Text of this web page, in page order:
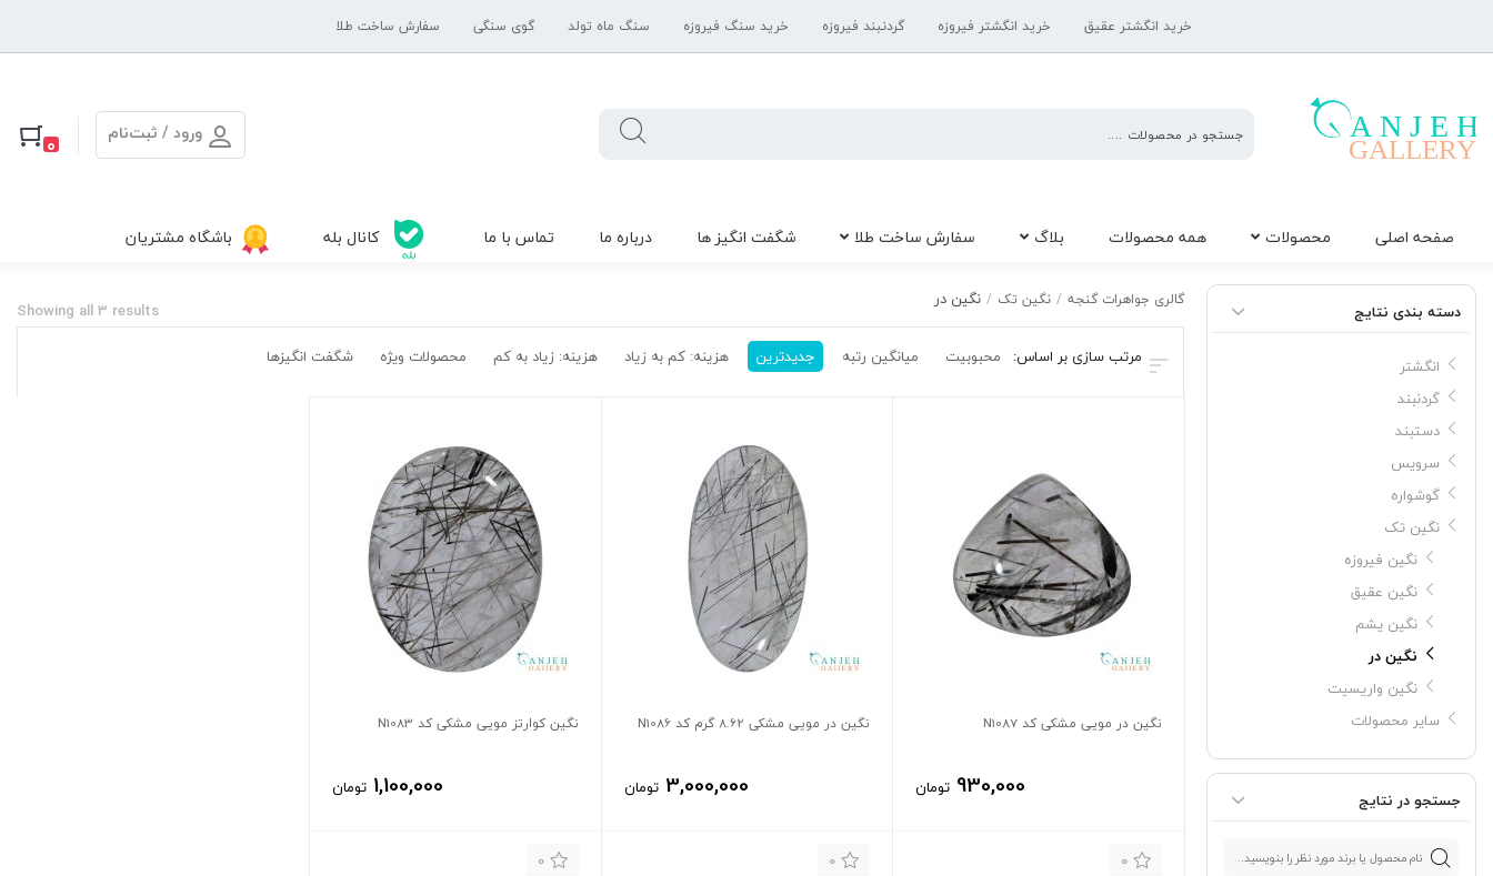
خرید انگشتر عقیق خرید انگشتر فیروزه گردنبند فیروزه خرید سنگ فیروزه سنگ ماه تولد گوی سنگی سفارش ساخت طلا
جواهرات
ورود / ثبت‌نام 0
صفحه اصلی محصولات همه محصولات بلاگ سفارش ساخت طلا شگفت انگیز ها درباره ما تماس با ما کانال بله باشگاه مشتریان
نگین در گالری جواهرات گنجه / نگین تک / نگین در
Showing all 3 results
مرتب سازی بر اساس: محبوبیت میانگین رتبه جدیدترین هزینه: کم به زیاد هزینه: زیاد به کم محصولات ویژه شگفت انگیزها
نگین در مویی مشکی کد N1087
0
930,000 تومان
نگین در مویی مشکی 8.62 گرم کد N1086
0
3,000,000 تومان
نگین کوارتز مویی مشکی کد N1083
0
1,100,000 تومان
دسته بندی نتایج
انگشتر
گردنبند
دستبند
سرویس
گوشواره
نگین تک
نگین فیروزه
نگین عقیق
نگین یشم
نگین در
نگین واریسیت
سایر محصولات
جستجو در نتایج